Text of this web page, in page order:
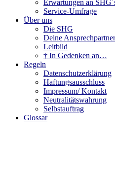
Erwartungen an
Service-Umfrage
Über uns
Die SHG
Deine Ansprechpartner
Leitbild
† In Gedenken an…
Regeln
Datenschutzerklärung
Haftungsausschluss
Impressum/ Kontakt
Neutralitätswahrung
Selbstauftrag
Glossar